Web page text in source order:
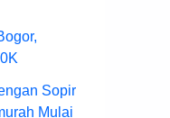
Sopir
Mulai